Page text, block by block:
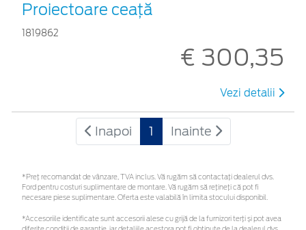
Proiectoare ceaţă
1819862
€ 300,35
Vezi detalii
Inapoi 1 Inainte
*Preţ recomandat de vânzare, TVA inclus. Vă rugăm să contactaţi dealerul dvs.
Ford pentru costuri suplimentare de montare. Vă rugăm să rețineți că pot fi
necesare piese suplimentare. Oferta este valabilă în limita stocului disponibil.
*Accesoriile identificate sunt accesorii alese cu grijă de la furnizori terți și pot avea